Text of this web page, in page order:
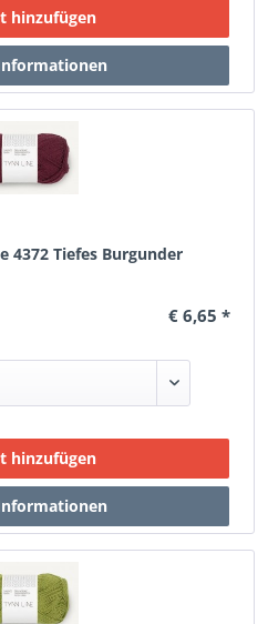
4372 Tiefes Burgunder
€ 6,65 *